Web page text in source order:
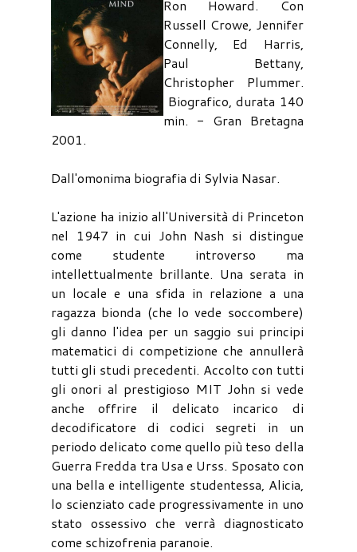
Ron Howard. Con
Russell Crowe, Jennifer
Connelly, Ed Harris,
Paul Bettany,
Christopher Plummer.
Biografico, durata 140
min. - Gran Bretagna
2001.
Dall'omonima biografia di Sylvia Nasar.
L'azione ha inizio all'Università di Princeton
nel 1947 in cui John Nash si distingue
come studente introverso ma
intellettualmente brillante. Una serata in
un locale e una sfida in relazione a una
ragazza bionda (che lo vede soccombere)
gli danno l'idea per un saggio sui principi
matematici di competizione che annullerà
tutti gli studi precedenti. Accolto con tutti
gli onori al prestigioso MIT John si vede
anche offrire il delicato incarico di
decodificatore di codici segreti in un
periodo delicato come quello più teso della
Guerra Fredda tra Usa e Urss. Sposato con
una bella e intelligente studentessa, Alicia,
lo scienziato cade progressivamente in uno
stato ossessivo che verrà diagnosticato
come schizofrenia paranoie.